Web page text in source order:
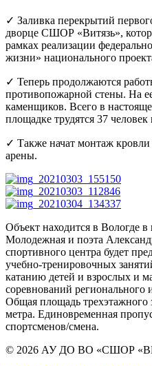
✓ Заливка перекрытий
дворце СШОР «Витязь»,
рамках реализации
жизни» национального
✓ Теперь продолжаются
противопожарной стены. На
каменщиков. Всего в
площадке трудятся 37
✓ Также начат монтаж
арены.
Объект находится в Вологде
Молодежная и поэта
спортивного центра будет
учебно-тренировочных
катанию детей и взрослых и
соревнований регионального
Общая площадь трехэтажного
метра. Единовременная
спортсменов/смена.
© 2026 АУ ДО ВО «СШОР